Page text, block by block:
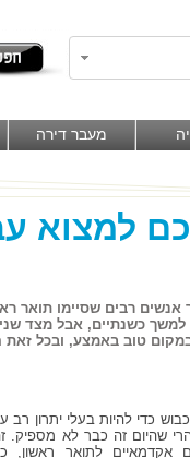
מעבר דירה
למצוא
רבים שסיימו תואר
כשנתיים, אבל מצד
טוב באמצע, ובכל זאת
כדי להיות בעלי יתרון רב
שהיום זה כבר לא מספיק.
אקדמאיים לתואר ראשון,